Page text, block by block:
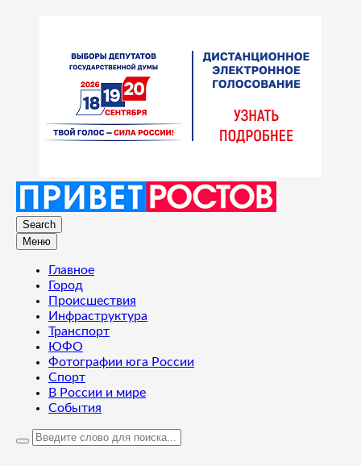
Search
Меню
Главное
Город
Происшествия
Инфраструктура
Транспорт
ЮФО
Фотографии юга России
Спорт
В России и мире
События